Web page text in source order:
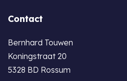
Contact
Bernhard Touwen
Koningstraat 20
5328 BD Rossum